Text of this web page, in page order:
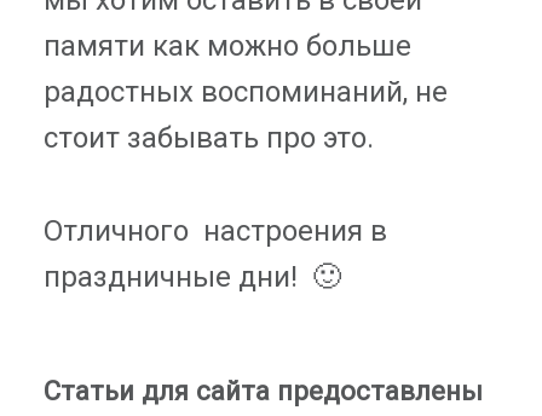
памяти как можно больше
радостных воспоминаний, не
стоит забывать про это.
Отличного настроения в
праздничные дни! 🙂
Статьи для сайта предоставлены